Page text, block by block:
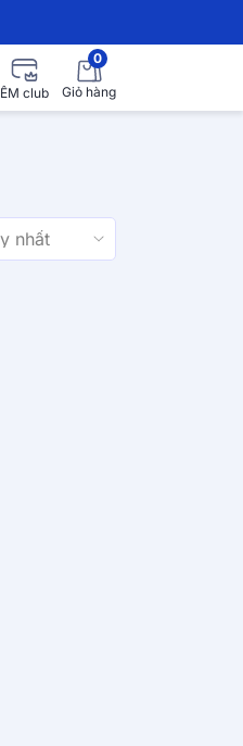
ÊM club
0
Giỏ hàng